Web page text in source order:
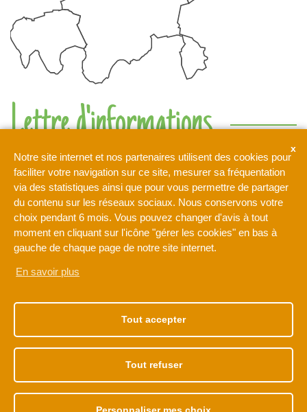
Notre site internet et nos partenaires utilisent des cookies pour
faciliter votre navigation sur ce site, mesurer sa fréquentation
via des statistiques ainsi que pour vous permettre de partager
du contenu sur les réseaux sociaux. Nous conservons votre
choix pendant 6 mois. Vous pouvez changer d'avis à tout
moment en cliquant sur l'icône "gérer les cookies" en bas à
gauche de chaque page de notre site internet.
En savoir plus
Tout accepter
Tout refuser
Lettre d'informations
de la Brie
Votre adresse de messagerie est uniquement utilisée pour
vous envoyer notre lettre d'information ainsi que des
informations concernant les activités de L'Orée de la Brie. Vous
pouvez à tout moment utiliser le lien de désabonnement intégré
dans la newsletter.
77170 BRIE-COMTE-
ROBERT
01 60 62 15 81
de 9h à 12h30
et de 13h30 à 17h30
Plan de site Mentions légales Politique de cookies